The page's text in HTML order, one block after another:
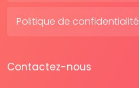
Politique de confidentialité
Contactez-nous